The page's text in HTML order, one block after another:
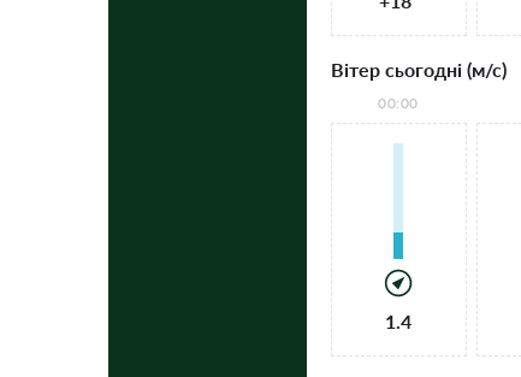
Вітер сьогодні (м/с)
00:00
1.4